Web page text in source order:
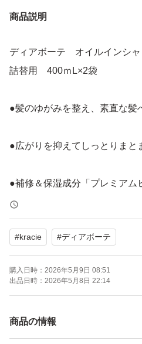
商品説明
ディアボーテ オイルインシャ
詰替用 400ｍL×2袋
●髪のゆがみを整え、素直な髪
●広がりを抑えてしっとりまと
●補修＆保湿成分「プレミアム
合。髪内部にうるおいを与え
のはがれをコートします。
●「髪ゆがみケアテクノロジー
の内部と外側からトータルケア
・「うねり・くせ・パサつき
#kracie #ディアボーテ
購入日時： 2026年5月9日 08:51
出品日時： 2026年5月8日 22:14
商品の情報